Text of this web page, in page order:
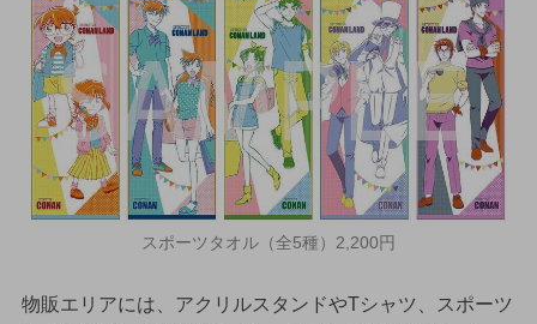
スポーツタオル（全5種）2,200円
物販エリアには、アクリルスタンドやTシャツ、スポーツ